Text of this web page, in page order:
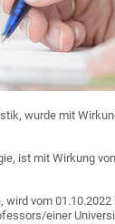
wurde mit
ist mit Wirkung
vom
einer